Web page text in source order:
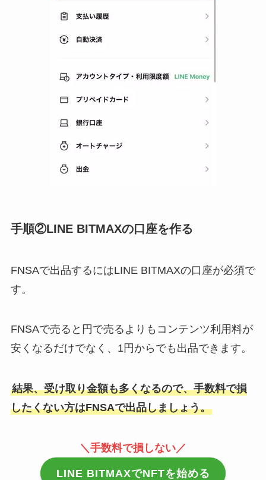
手順②LINE BITMAXの口座を作る
FNSAで出品するにはLINE BITMAXの口座が必須で
す。
FNSAで売ると円で売るよりもコンテンツ利用料が
安くなるだけでなく、1円からでも出品できます。
結果、受け取り金額も多くなるので、手数料で損
したくない方はFNSAで出品しましょう。
＼手数料で損しない／
LINE BITMAXでNFTを始める